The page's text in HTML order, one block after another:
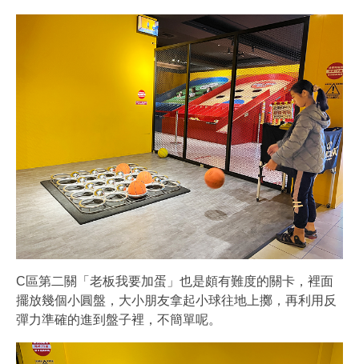
C區第二關「老板我要加蛋」也是頗有難度的關卡，裡面
擺放幾個小圓盤，大小朋友拿起小球往地上擲，再利用反
彈力準確的進到盤子裡，不簡單呢。